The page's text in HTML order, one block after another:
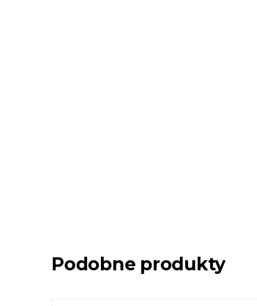
Podobne produkty